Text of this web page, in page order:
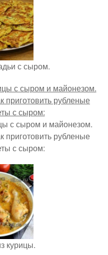
с сыром.
с сыром и майонезом.
приготовить рубленые
с сыром:
курицы.